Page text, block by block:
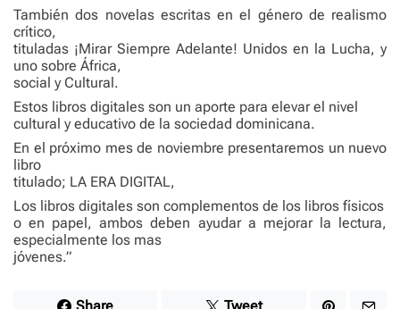
También dos novelas escritas en el género de realismo
crítico,
tituladas ¡Mirar Siempre Adelante! Unidos en la Lucha, y
uno sobre África,
social y Cultural.
Estos libros digitales son un aporte para elevar el nivel
cultural y educativo de la sociedad dominicana.
En el próximo mes de noviembre presentaremos un nuevo
libro
titulado; LA ERA DIGITAL,
Los libros digitales son complementos de los libros físicos
o en papel, ambos deben ayudar a mejorar la lectura,
especialmente los mas
jóvenes.”